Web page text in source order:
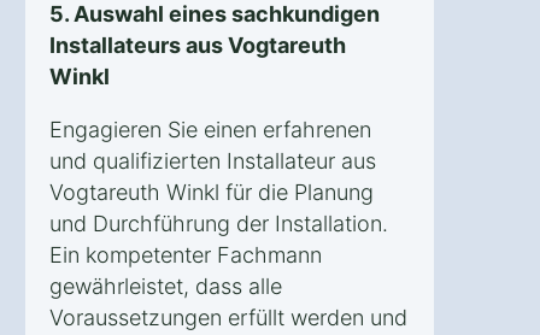
5. Auswahl eines sachkundigen
Installateurs aus Vogtareuth
Winkl
Engagieren Sie einen erfahrenen
und qualifizierten Installateur aus
Vogtareuth Winkl für die Planung
und Durchführung der Installation.
Ein kompetenter Fachmann
gewährleistet, dass alle
Voraussetzungen erfüllt werden und